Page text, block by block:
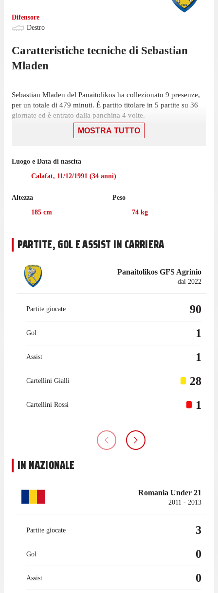
Difensore
Destro
Caratteristiche tecniche di Sebastian
Mladen
Sebastian Mladen del Panaitolikos ha collezionato 9 presenze,
per un totale di 479 minuti. É partito titolare in 5 partite su 36
giornate ed è entrato dalla panchina 4 volte.
Mladen ha giocato la sua ultima gara il 17 maggio, con il
stagione con il Panaitolikos.
Mladen ha iniziato la sua esperienza con il Panaitolikos
nell'agosto 2022, mentre prima giocava con FCV Farul
MOSTRA TUTTO
Luogo e Data di nascita
Calafat, 11/12/1991 (34 anni)
Altezza
185 cm
Peso
74 kg
PARTITE, GOL E ASSIST IN CARRIERA
Panaitolikos GFS Agrinio
dal 2022
Partite giocate 90
Gol 1
Assist 1
Cartellini Gialli 28
Cartellini Rossi 1
IN NAZIONALE
Romania Under 21
2011 - 2013
Partite giocate 3
Gol 0
Assist 0